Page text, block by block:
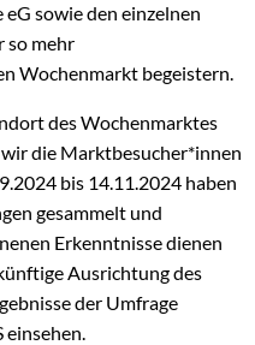
sowie den einzelnen
so mehr
Wochenmarkt begeistern.
des Wochenmarktes
die Marktbesucher*innen
bis 14.11.2024 haben
gesammelt und
Erkenntnisse dienen
Ausrichtung des
der Umfrage
einsehen.